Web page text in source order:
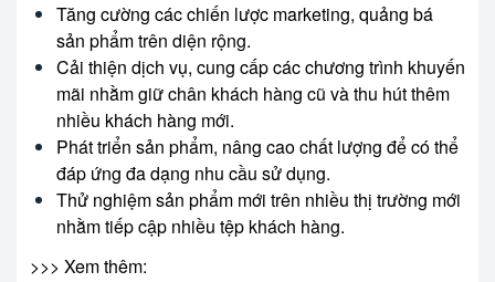
Tăng cường các chiến lược marketing, quảng bá
sản phẩm trên diện rộng.
Cải thiện dịch vụ, cung cấp các chương trình khuyến
mãi nhằm giữ chân khách hàng cũ và thu hút thêm
nhiều khách hàng mới.
Phát triển sản phẩm, nâng cao chất lượng để có thể
đáp ứng đa dạng nhu cầu sử dụng.
Thử nghiệm sản phẩm mới trên nhiều thị trường mới
nhằm tiếp cập nhiều tệp khách hàng.
>>> Xem thêm: